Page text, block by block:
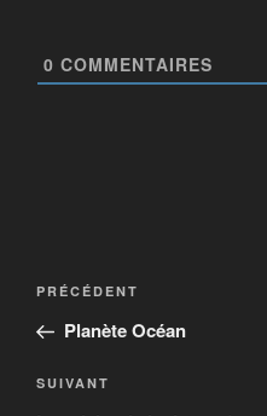
0 COMMENTAIRES
PRÉCÉDENT
Planète Océan
SUIVANT